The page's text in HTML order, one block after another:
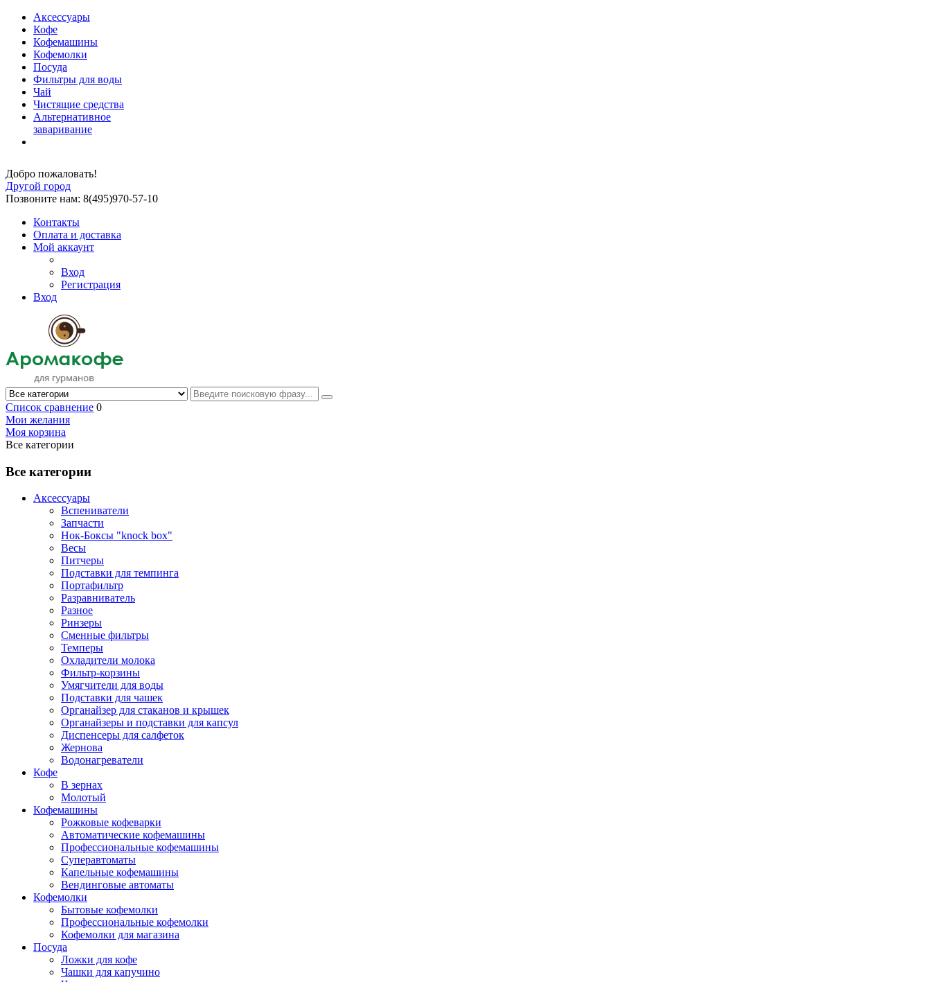
Аксессуары
Кофе
Кофемашины
Кофемолки
Посуда
Фильтры для воды
Чай
Чистящие средства
Альтернативное
заваривание
Добро пожаловать!
Другой город
Позвоните нам: 8(495)970-57-10
Контакты
Оплата и доставка
Мой аккаунт
Вход
Регистрация
Вход
Список сравнение 0
Мои желания
Моя корзина
Все категории
Все категории
Аксессуары
Вспениватели
Запчасти
Нок-Боксы "knock box"
Весы
Питчеры
Подставки для темпинга
Портафильтр
Разравниватель
Разное
Ринзеры
Сменные фильтры
Темперы
Охладители молока
Фильтр-корзины
Умягчители для воды
Подставки для чашек
Органайзер для стаканов и крышек
Органайзеры и подставки для капсул
Диспенсеры для салфеток
Жернова
Водонагреватели
Кофе
В зернах
Молотый
Кофемашины
Рожковые кофеварки
Автоматические кофемашины
Профессиональные кофемашины
Суперавтоматы
Капельные кофемашины
Вендинговые автоматы
Кофемолки
Бытовые кофемолки
Профессиональные кофемолки
Кофемолки для магазина
Посуда
Ложки для кофе
Чашки для капучино